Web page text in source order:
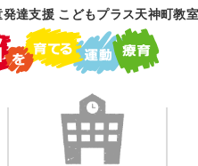
達支援 こどもプラス天神町教室